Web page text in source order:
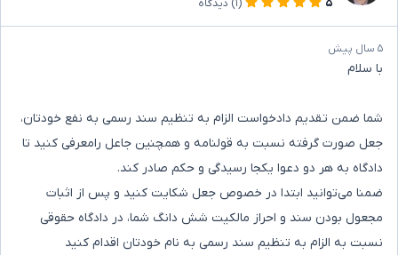
۵ (۱) دیدگاه
۵ سال پیش
با سلام
شما ضمن تقدیم دادخواست الزام به تنظیم سند رسمی به نفع خودتان،
جعل صورت گرفته نسبت به قولنامه و همچنین جاعل رامعرفی کنید تا
دادگاه به هر دو دعوا یکجا رسیدگی و حکم صادر کند.
ضمنا می‌توانید ابتدا در خصوص جعل شکایت کنید و پس از اثبات
مجعول بودن سند و احراز مالکیت شش دانگ شما، در دادگاه حقوقی
نسبت به الزام به تنظیم سند رسمی به نام خودتان اقدام کنید